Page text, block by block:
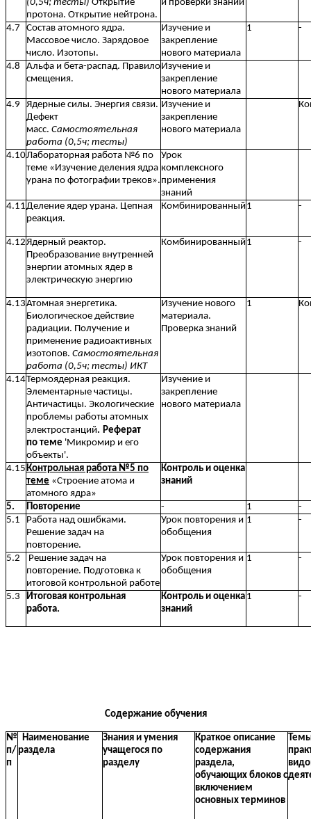
(0,5ч; тесты) Открытие
протона. Открытие нейтрона.
и проверки знаний
4.7
Состав атомного ядра.
Массовое число. Зарядовое
число. Изотопы.
Изучение и
закрепление
нового материала
1 -
4.8
Альфа и бета-распад. Правило
смещения.
Изучение и
закрепление
нового материала
4.9
Ядерные силы. Энергия связи.
Дефект
масс. Самостоятельная
работа (0,5ч; тесты)
Изучение и
закрепление
нового материала
4.10Лабораторная работа №6 по
теме «Изучение деления ядра
урана по фотографии треков».
Урок
комплексного
применения
знаний
4.11Деление ядер урана. Цепная
реакция.
Комбинированный1 -
4.12Ядерный реактор.
Преобразование внутренней
энергии атомных ядер в
электрическую энергию
Комбинированный1 -
4.13Атомная энергетика.
Биологическое действие
радиации. Получение и
применение радиоактивных
изотопов. Самостоятельная
работа (0,5ч; тесты) ИКТ
Изучение нового
материала.
Проверка знаний
1
4.14Термоядерная реакция.
Элементарные частицы.
Античастицы. Экологические
проблемы работы атомных
электростанций. Реферат
по теме 'Микромир и его
объекты'.
Изучение и
закрепление
нового материала
4.15 Контрольная работа №5 по
теме «Строение атома и
атомного ядра»
Контроль и оценка
знаний
5. Повторение - 1
-
5.1
Работа над ошибками.
Решение задач на
повторение.
Урок повторения и
обобщения
1 -
5.2
Решение задач на
повторение. Подготовка к
итоговой контрольной работе
Урок повторения и
обобщения
1 -
5.3
Итоговая контрольная
работа.
Контроль и оценка
знаний
1 -
Содержание обучения
№
п/
п
Наименование
раздела
Знания и умения
учащегося по
разделу
Краткое описание
содержания
раздела,
обучающих блоков с
включением
основных терминов